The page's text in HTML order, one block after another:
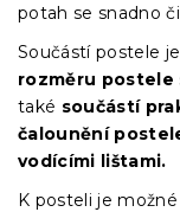
potah se snadno
Součástí postele
rozměru postele
také součástí
čalounění
vodícími lištami.
K posteli je možné